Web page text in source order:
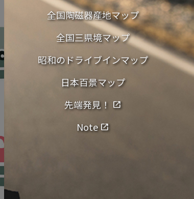
全国陶磁器産地マップ
全国三県境マップ
昭和のドライブインマップ
日本百景マップ
先端発見！ open_in_new
Note open_in_new